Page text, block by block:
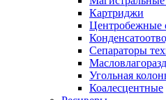
Картриджи
Центробежные
Сепараторы
Угольная
Коалесцентные